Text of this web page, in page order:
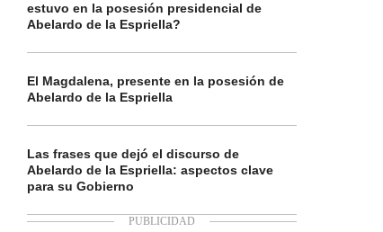
estuvo en la posesión presidencial de
Abelardo de la Espriella?
El Magdalena, presente en la posesión de
Abelardo de la Espriella
Las frases que dejó el discurso de
Abelardo de la Espriella: aspectos clave
para su Gobierno